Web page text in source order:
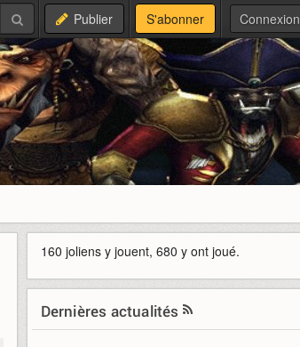
Publier S'abonner Connexion
160 joliens y jouent, 680 y ont joué.
Dernières actualités